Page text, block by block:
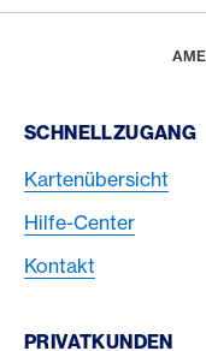
Footer
Footer Navigation
SCHNELLZUGANG
Kartenübersicht
Hilfe-Center
Kontakt
PRIVATKUNDEN